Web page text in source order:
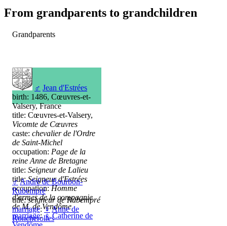
From grandparents to grandchildren
Grandparents
♂ Jean d'Estrées
birth: 1486, Cœuvres-et-
Valsery, France
title: Cœuvres-et-Valsery,
Vicomte de Cœuvres
caste: chevalier de l'Ordre
de Saint-Michel
occupation: Page de la
reine Anne de Bretagne
title: Seigneur de Lalieu
title:Seigneur d'Estrées
occupation:Homme
d'armes de la compagnie
de M. de Vendôme
marriage:♀ Catherine de
♂André de Bourbon-
Rubempré
title:seigneur de Rubempré
marriage:♀Anne de
Roncherolles